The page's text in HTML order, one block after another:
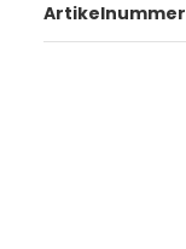
Artikelnummer